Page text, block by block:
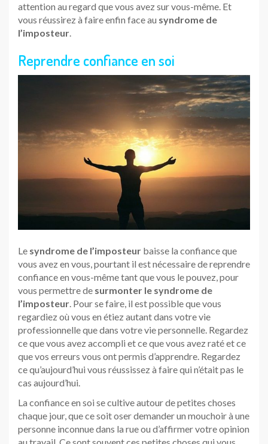
attention au regard que vous avez sur vous-même. Et
vous réussirez à faire enfin face au syndrome de
l’imposteur.
Reprendre confiance en soi
Le syndrome de l’imposteur baisse la confiance que
vous avez en vous, pourtant il est nécessaire de reprendre
confiance en vous-même tant que vous le pouvez, pour
vous permettre de surmonter le syndrome de
l’imposteur. Pour se faire, il est possible que vous
regardiez où vous en étiez autant dans votre vie
professionnelle que dans votre vie personnelle. Regardez
ce que vous avez accompli et ce que vous avez raté et ce
que vos erreurs vous ont permis d’apprendre. Regardez
ce qu’aujourd’hui vous réussissez à faire qui n’était pas le
cas aujourd’hui.
La confiance en soi se cultive autour de petites choses
chaque jour, que ce soit oser demander un mouchoir à une
personne inconnue dans la rue ou d’affirmer votre opinion